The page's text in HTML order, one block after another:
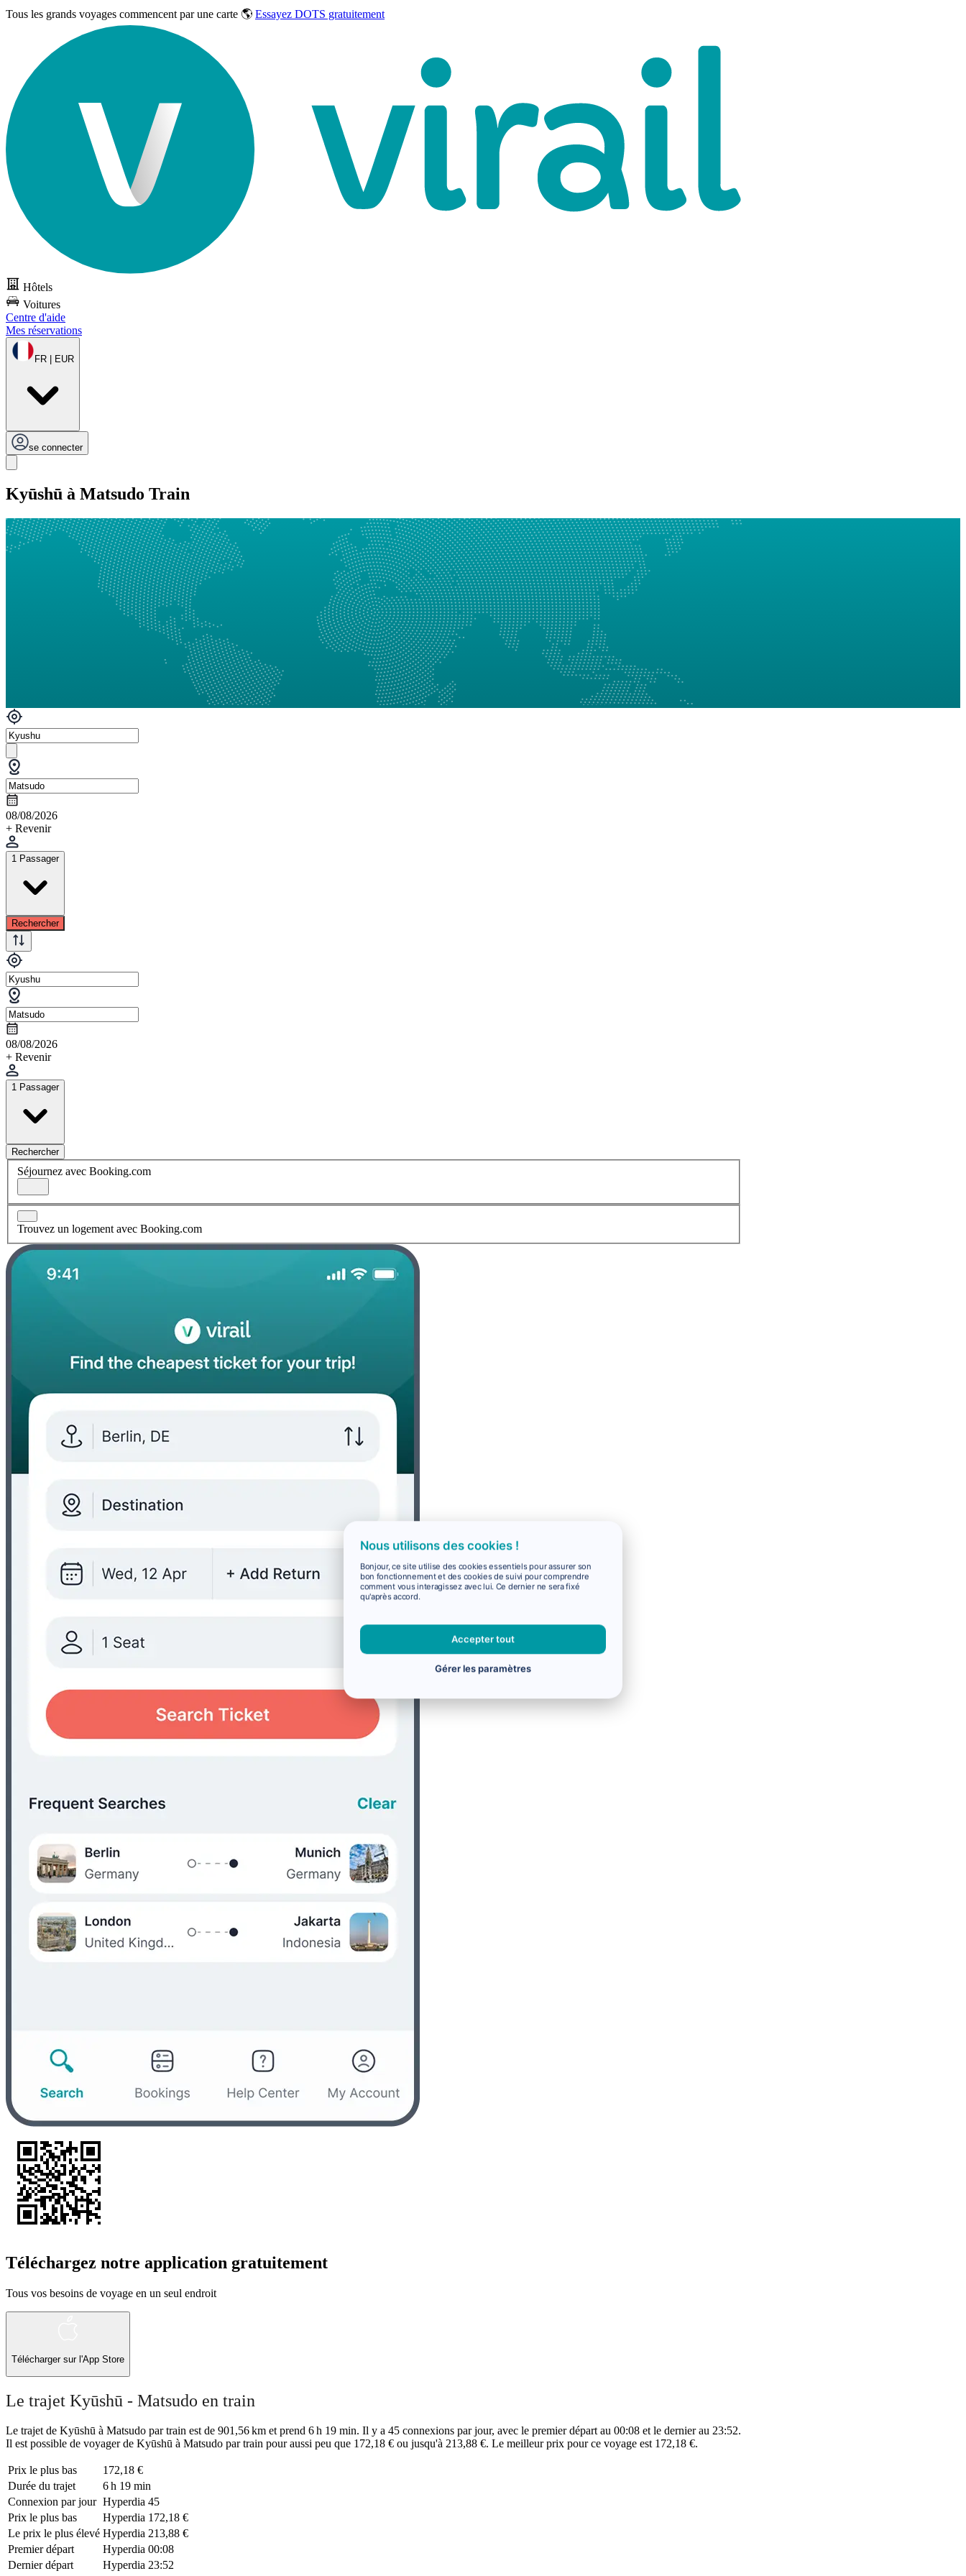
Tous les grands voyages commencent par une carte 🌎 Essayez DOTS gratuitement
Hôtels
Voitures
Centre d'aide
Mes réservations
FR | EUR
se connecter
Kyūshū à Matsudo Train
08/08/2026
+ Revenir
1 Passager
Rechercher
08/08/2026
+ Revenir
1 Passager
Rechercher
Séjournez avec Booking.com
Trouvez un logement avec Booking.com
Téléchargez notre application gratuitement
Tous vos besoins de voyage en un seul endroit
Télécharger sur l'App Store
Le trajet Kyūshū - Matsudo en train
Le trajet de Kyūshū à Matsudo par train est de 901,56 km et prend 6 h 19 min. Il y a 45 connexions par jour, avec le premier départ au 00:08 et le dernier au 23:52.
Il est possible de voyager de Kyūshū à Matsudo par train pour aussi peu que 172,18 € ou jusqu'à 213,88 €. Le meilleur prix pour ce voyage est 172,18 €.
Prix ​​le plus bas
172,18 €
Durée du trajet
6 h 19 min
Connexion par jour Hyperdia 45
Prix ​​le plus bas
Hyperdia 172,18 €
Le prix le plus élevé Hyperdia 213,88 €
Premier départ
Hyperdia 00:08
Dernier départ
Hyperdia 23:52
Nous utilisons des cookies !
Bonjour, ce site utilise des cookies essentiels pour assurer son
bon fonctionnement et des cookies de suivi pour comprendre
comment vous interagissez avec lui. Ce dernier ne sera fixé
qu'après accord.
Accepter tout
Gérer les paramètres